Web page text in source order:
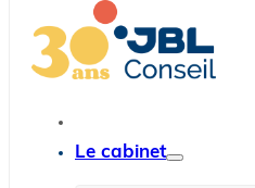
Le cabinet